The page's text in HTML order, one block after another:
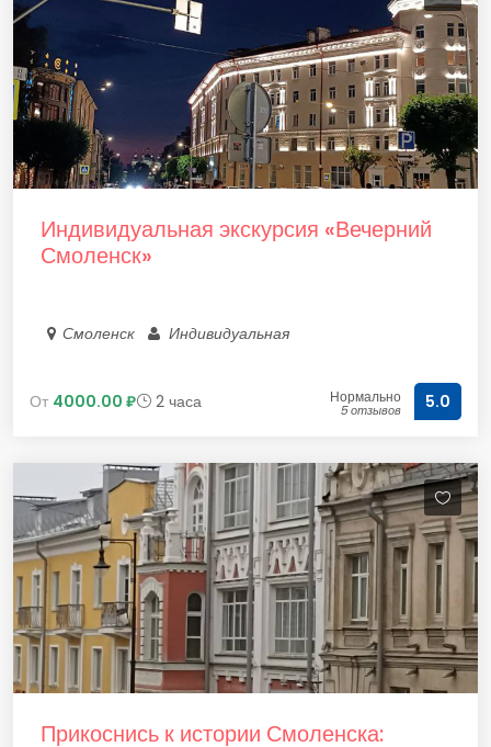
Индивидуальная экскурсия «Вечерний
Смоленск»
Смоленск Индивидуальная
От 4000.00 ₽ 2 часа Нормально
5 отзывов 5.0
Прикоснись к истории Смоленска: